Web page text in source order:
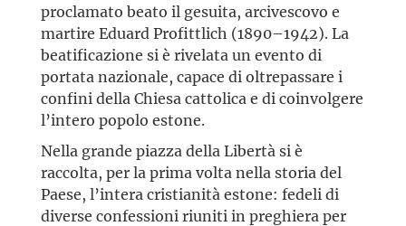
proclamato beato il gesuita, arcivescovo e
martire Eduard Profittlich (1890–1942). La
beatificazione si è rivelata un evento di
portata nazionale, capace di oltrepassare i
confini della Chiesa cattolica e di coinvolgere
l’intero popolo estone.
Nella grande piazza della Libertà si è
raccolta, per la prima volta nella storia del
Paese, l’intera cristianità estone: fedeli di
diverse confessioni riuniti in preghiera per